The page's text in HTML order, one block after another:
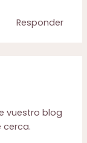
Responder
vuestro blog
cerca.